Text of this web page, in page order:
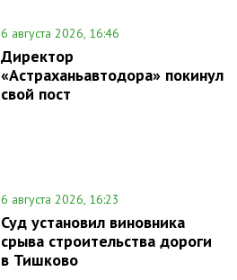
6 августа 2026, 16:46
Директор
«Астраханьавтодора» покинул
свой пост
6 августа 2026, 16:23
Суд установил виновника
срыва строительства дороги
в Тишково